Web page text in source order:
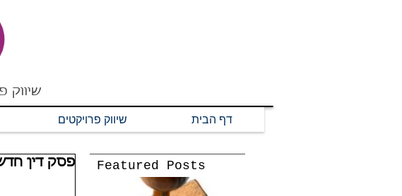
פסק דין Featured Posts
שיווק פרויקטים דף הבית
שיווק